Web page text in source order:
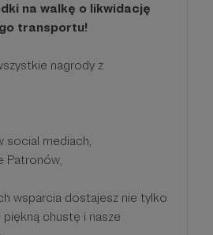
na walkę o likwidację
transportu!
nagrody z
social mediach,
Patronów,
wsparcia dostajesz nie tylko
chustę i nasze